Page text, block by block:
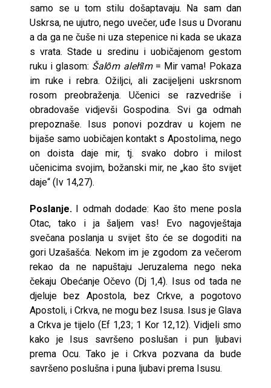
samo se u tom stilu došaptavaju. Na sam dan
Uskrsa, ne ujutro, nego uvečer, uđe Isus u Dvoranu
a da ga ne čuše ni uza stepenice ni kada se ukaza
s vrata. Stade u sredinu i uobičajenom gestom
ruku i glasom: Šalȏm alehȋm= Mir vama! Pokaza
im ruke i rebra. Ožiljci, ali zacijeljeni uskrsnom
rosom preobraženja. Učenici se razvedriše i
obradovaše vidjevši Gospodina. Svi ga odmah
prepoznaše. Isus ponovi pozdrav u kojem ne
bijaše samo uobičajen kontakt s Apostolima, nego
on doista daje mir, tj. svako dobro i milost
učenicima svojim, božanski mir, ne „kao što svijet
daje“ (Iv 14,27).
Poslanje. I odmah dodade: Kao što mene posla
Otac, tako i ja šaljem vas! Evo nagovještaja
svečana poslanja u svijet što će se dogoditi na
gori Uzašašća. Nekom im je zgodom za večerom
rekao da ne napuštaju Jeruzalema nego neka
čekaju Obećanje Očevo (Dj 1,4). Isus od tada ne
djeluje bez Apostola, bez Crkve, a pogotovo
Apostoli, i Crkva, ne mogu bez Isusa. Isus je Glava
a Crkva je tijelo (Ef 1,23; 1 Kor 12,12). Vidjeli smo
kako je Isus savršeno poslušan i pun ljubavi
prema Ocu. Tako je i Crkva pozvana da bude
savršeno poslušna i puna ljubavi prema Isusu.